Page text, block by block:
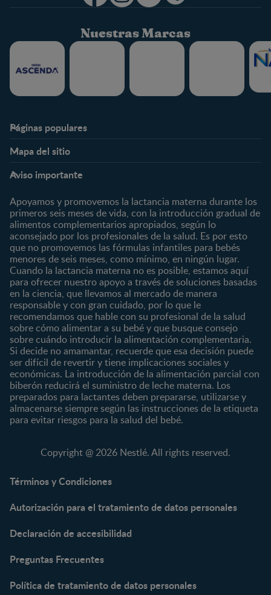
Nuestras Marcas
Páginas populares
Expertos en Nutrición
Preguntas Frecuentes
¿Quiénes somos?
Marcas y productos
Nuestros Productos
Nuestras Marcas
Mapa del sitio
Preconcepción
Embarazo
Posparto
0 a 4 meses
4 a 6 meses
6 a 8 meses
8 a 12 meses
12 a 24 meses
Desde 2 años
Preescolar
Escolar
Nutrición
Salud
Maternidad
Paternidad
Vida en familia
Marcas
CERELAC®
GERBER®
KLIM®
NAN® 3
NAN® Optipro® 3
NAN® Supreme 3
NESTUM®
KLIM® NUTRIADVANCE®
NESCARE®
Productos
Cereales Infantiles
Compotas y galletas
Fórmulas Infantiles
Herramientas
Aviso importante
Apoyamos y promovemos la lactancia materna durante los
primeros seis meses de vida, con la introducción gradual de
alimentos complementarios apropiados, según lo
aconsejado por los profesionales de la salud. Es por esto
que no promovemos las fórmulas infantiles para bebés
menores de seis meses, como mínimo, en ningún lugar.
Cuando la lactancia materna no es posible, estamos aquí
para ofrecer nuestro apoyo a través de soluciones basadas
en la ciencia, que llevamos al mercado de manera
responsable y con gran cuidado, por lo que le
recomendamos que hable con su profesional de la salud
sobre cómo alimentar a su bebé y que busque consejo
sobre cuándo introducir la alimentación complementaria.
Si decide no amamantar, recuerde que esa decisión puede
ser difícil de revertir y tiene implicaciones sociales y
económicas. La introducción de la alimentación parcial con
biberón reducirá el suministro de leche materna. Los
preparados para lactantes deben prepararse, utilizarse y
almacenarse siempre según las instrucciones de la etiqueta
para evitar riesgos para la salud del bebé.
Copyright @ 2026 Nestlé. All rights reserved.
Términos y Condiciones
Autorización para el tratamiento de datos personales
Declaración de accesibilidad
Preguntas Frecuentes
Política de tratamiento de datos personales